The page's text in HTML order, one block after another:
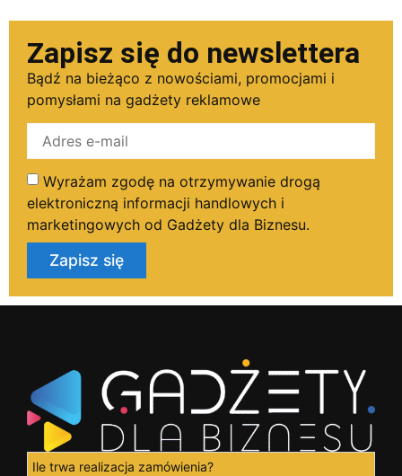
Zapisz się do newslettera
Bądź na bieżąco z nowościami, promocjami i
pomysłami na gadżety reklamowe
Wyrażam zgodę na otrzymywanie drogą
elektroniczną informacji handlowych i
marketingowych od Gadżety dla Biznesu.
Zapisz się
Ile trwa realizacja zamówienia?